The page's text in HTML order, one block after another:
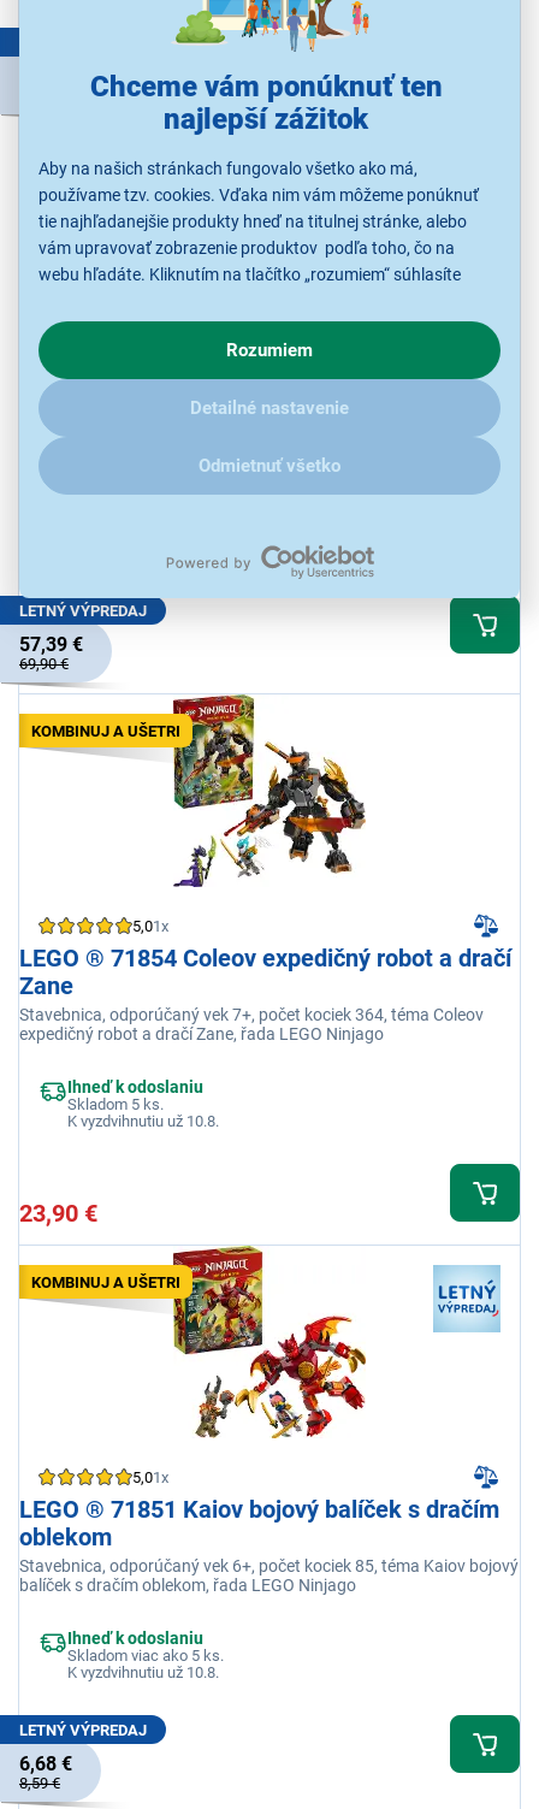
Chceme vám ponúknuť ten
najlepší zážitok
Aby na našich stránkach fungovalo všetko ako má,
používame tzv. cookies. Vďaka nim vám môžeme ponúknuť
tie najhľadanejšie produkty hneď na titulnej stránke, alebo
vám upravovať zobrazenie produktov podľa toho, čo na
webu hľadáte. Kliknutím na tlačítko „rozumiem“ súhlasíte
o chovaní na webe pre zobrazovaní cielených reklám.
V prípade že vás zaujímajú detaily, ako u nás s cookies a
ďalšími údaji pracujeme, kliknitesem.
Rozumiem
Detailné nastavenie
Odmietnuť všetko
KOMBINUJ A UŠETRI
LEGO ® 71857 Súboj nindža vozidiel a domček
na strome
Stavebnica, odporúčaný vek 7+, počet kociek 642, téma Súboj
nindža vozidiel a domček na strome, řada LEGO Ninjago
K vyzdvihnutiu už 10.8.
LETNÝ VÝPREDAJ
57,39 €
69,90 €
KOMBINUJ A UŠETRI
5,01x
LEGO ® 71854 Coleov expedičný robot a dračí
Zane
Stavebnica, odporúčaný vek 7+, počet kociek 364, téma Coleov
expedičný robot a dračí Zane, řada LEGO Ninjago
Ihneď k odoslaniu
Skladom 5 ks.
K vyzdvihnutiu už 10.8.
23,90 €
KOMBINUJ A UŠETRI
5,01x
LEGO ® 71851 Kaiov bojový balíček s dračím
oblekom
Stavebnica, odporúčaný vek 6+, počet kociek 85, téma Kaiov bojový
balíček s dračím oblekom, řada LEGO Ninjago
Ihneď k odoslaniu
Skladom viac ako 5 ks.
K vyzdvihnutiu už 10.8.
LETNÝ VÝPREDAJ
6,68 €
8,59 €